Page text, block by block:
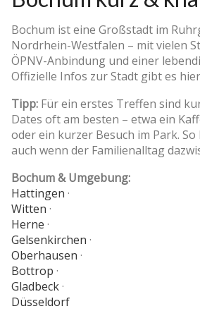
Bochum ist eine Großstadt im
Nordrhein-Westfalen – mit vielen
ÖPNV-Anbindung und einer
Offizielle Infos zur Stadt gibt es
Tipp: Für ein erstes Treffen sind
Dates oft am besten – etwa ein
oder ein kurzer Besuch im Park.
auch wenn der Familienalltag
Bochum & Umgebung:
Hattingen ·
Witten ·
Herne ·
Gelsenkirchen ·
Oberhausen ·
Bottrop ·
Gladbeck·
Düsseldorf